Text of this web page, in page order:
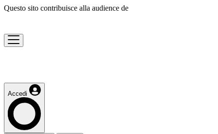
Questo sito contribuisce alla audience de
Accedi